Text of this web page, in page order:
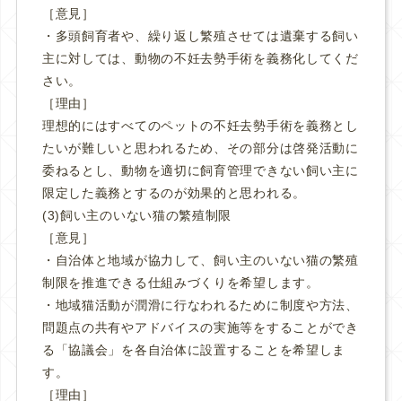
［意見］
・多頭飼育者や、繰り返し繁殖させては遺棄する飼い
主に対しては、動物の不妊去勢手術を義務化してくだ
さい。
［理由］
理想的にはすべてのペットの不妊去勢手術を義務とし
たいが難しいと思われるため、その部分は啓発活動に
委ねるとし、動物を適切に飼育管理できない飼い主に
限定した義務とするのが効果的と思われる。
(3)飼い主のいない猫の繁殖制限
［意見］
・自治体と地域が協力して、飼い主のいない猫の繁殖
制限を推進できる仕組みづくりを希望します。
・地域猫活動が潤滑に行なわれるために制度や方法、
問題点の共有やアドバイスの実施等をすることができ
る「協議会」を各自治体に設置することを希望しま
す。
［理由］